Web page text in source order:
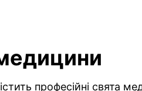
професійні свята